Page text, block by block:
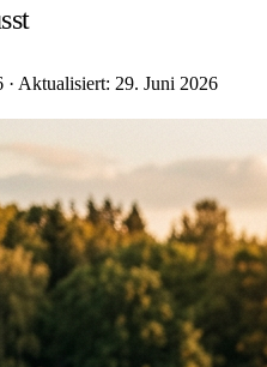
· Aktualisiert: 29. Juni 2026